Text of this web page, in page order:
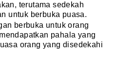
terutama sedekah
untuk berbuka puasa.
berbuka untuk orang
pahala yang
orang yang disedekahi